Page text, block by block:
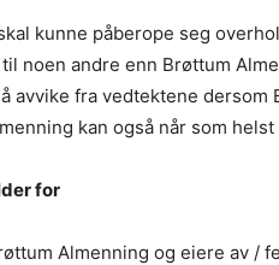
kunne påberope seg
noen andre enn Brøttum
avvike fra vedtektene dersom
kan også når som
for
Almenning og eiere av /